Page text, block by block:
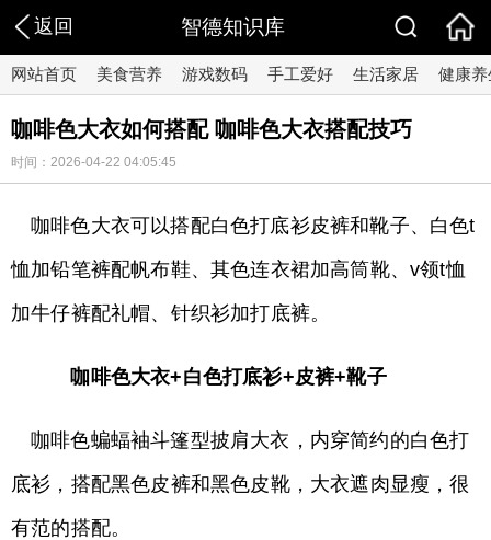
返回 智德知识库
网站首页 美食营养 游戏数码 手工爱好 生活家居 健康养
咖啡色大衣如何搭配 咖啡色大衣搭配技巧
时间：2026-04-22 04:05:45
咖啡色大衣可以搭配白色打底衫皮裤和靴子、白色t
恤加铅笔裤配帆布鞋、其色连衣裙加高筒靴、v领t恤
加牛仔裤配礼帽、针织衫加打底裤。
咖啡色大衣+白色打底衫+皮裤+靴子
咖啡色蝙蝠袖斗篷型披肩大衣，内穿简约的白色打
底衫，搭配黑色皮裤和黑色皮靴，大衣遮肉显瘦，很
有范的搭配。